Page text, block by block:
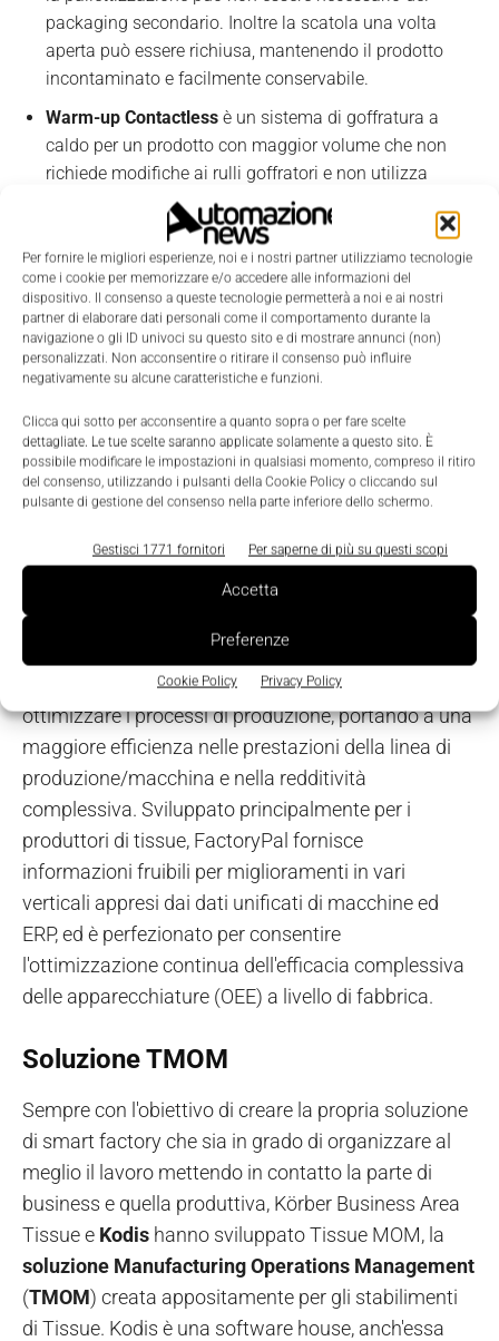
Per fornire le migliori esperienze, noi e i nostri partner utilizziamo tecnologie
come i cookie per memorizzare e/o accedere alle informazioni del
dispositivo. Il consenso a queste tecnologie permetterà a noi e ai nostri
partner di elaborare dati personali come il comportamento durante la
navigazione o gli ID univoci su questo sito e di mostrare annunci (non)
personalizzati. Non acconsentire o ritirare il consenso può influire
negativamente su alcune caratteristiche e funzioni.
Clicca qui sotto per acconsentire a quanto sopra o per fare scelte
dettagliate. Le tue scelte saranno applicate solamente a questo sito. È
possibile modificare le impostazioni in qualsiasi momento, compreso il ritiro
del consenso, utilizzando i pulsanti della Cookie Policy o cliccando sul
pulsante di gestione del consenso nella parte inferiore dello schermo.
Gestisci 1771 fornitori Per saperne di più su questi scopi
Accetta
Preferenze
Cookie Policy Privacy Policy
packaging secondario. Inoltre la scatola una volta
aperta può essere richiusa, mantenendo il prodotto
incontaminato e facilmente conservabile.
Warm-up Contactless è un sistema di goffratura a
caldo per un prodotto con maggior volume che non
richiede modifiche ai rulli goffratori e non utilizza
liquidi ad alta temperatura. Körber ha trovato una
soluzione alle sfide del mercato con un prodotto sicuro
che fa risparmiare tempo, energia e spazio. I vantaggi
del sistema sono molteplici: la goffratura a caldo
aumenta il volume del prodotto fino al 20%. Nel caso
del Warm-Up Contactless si tratta di un processo
ecosostenibile perché riducendo di 1/3 i tempi di
energia. Inoltre rende il sistema più sicuro eliminando il
passaggio di liquidi ad alte temperature e i possibili
picchi di pressione sulla linea.
Impresa digitale FactoryPal
Körber presenta la sua prima i
FactoryPal al MIAC
Service (SaaS) utilizza l'intelligenza artificiale e
l'algoritmo di apprendimento automatico per
ottimizzare i processi di produzione, portando a una
maggiore efficienza nelle prestazioni della linea di
produzione/macchina e nella redditività
complessiva. Sviluppato principalmente per i
produttori di tissue, FactoryPal fornisce
informazioni fruibili per miglioramenti in vari
verticali appresi dai dati unificati di macchine ed
ERP, ed è perfezionato per consentire
l'ottimizzazione continua dell'efficacia complessiva
delle apparecchiature (OEE) a livello di fabbrica.
Soluzione TMOM
Sempre con l'obiettivo di creare la propria soluzione
di smart factory che sia in grado di organizzare al
meglio il lavoro mettendo in contatto la parte di
business e quella produttiva, Körber Business Area
Tissue e Kodis hanno sviluppato Tissue MOM, la
soluzione Manufacturing Operations Management
(TMOM) creata appositamente per gli stabilimenti
di Tissue. Kodis è una software house, anch'essa